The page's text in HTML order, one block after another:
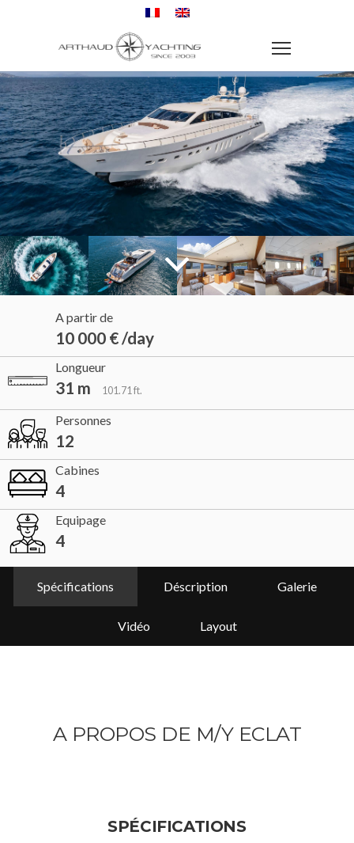
A partir de
10 000 € /day
Longueur
31 m 101.71 ft.
Personnes
12
Cabines
4
Equipage
4
Spécifications Déscription Galerie
Vidéo Layout
A PROPOS DE M/Y ECLAT
SPÉCIFICATIONS